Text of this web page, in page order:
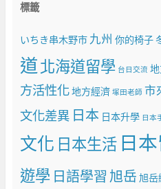
標籤
いちき串木野市 九州 你的椅子
道北海道留學 台日交流
方活性化地方經濟 塚田老師 市
文化差異 日本 日本升學 日本
文化 日本生活 日
遊學 日語學習旭岳 旭岳